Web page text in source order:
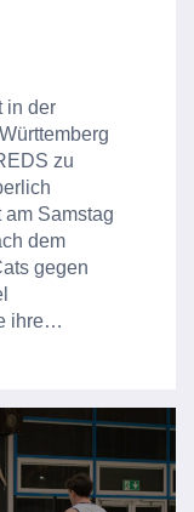
in der
zu
Samstag
dem
gegen
ihre…